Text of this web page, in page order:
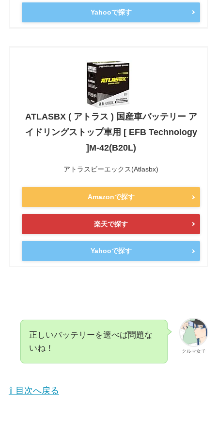
Yahooで探す
ATLASBX ( アトラス ) 国産車バッテリー ア
イドリングストップ車用 [ EFB Technology
]M-42(B20L)
アトラスビーエックス(Atlasbx)
Amazonで探す
楽天で探す
Yahooで探す
クルマ女子
正しいバッテリーを選べば問題な
いね！
⇧ 目次へ戻る